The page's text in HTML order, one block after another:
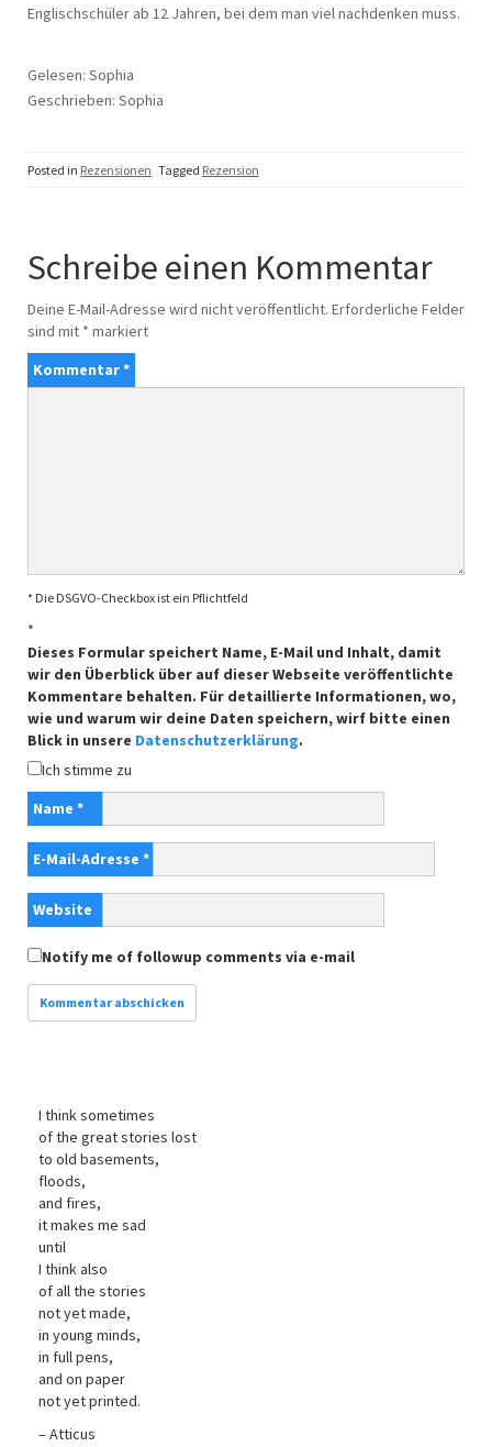
Englischschüler ab 12 Jahren, bei dem man viel nachdenken muss.
Gelesen: Sophia
Geschrieben: Sophia
Posted in Rezensionen Tagged Rezension
Schreibe einen Kommentar
Deine E-Mail-Adresse wird nicht veröffentlicht. Erforderliche Felder
sind mit * markiert
Kommentar*
* Die DSGVO-Checkbox ist ein Pflichtfeld
*
Dieses Formular speichert Name, E-Mail und Inhalt, damit
wir den Überblick über auf dieser Webseite veröffentlichte
Kommentare behalten. Für detaillierte Informationen, wo,
wie und warum wir deine Daten speichern, wirf bitte einen
Blick in unsere Datenschutzerklärung.
Ich stimme zu
Name *
E-Mail-Adresse *
Website
Notify me of followup comments via e-mail
I think sometimes
of the great stories lost
to old basements,
floods,
and fires,
it makes me sad
until
I think also
of all the stories
not yet made,
in young minds,
in full pens,
and on paper
not yet printed.
– Atticus